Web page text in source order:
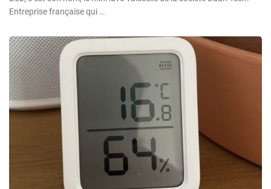
Entreprise française qui …